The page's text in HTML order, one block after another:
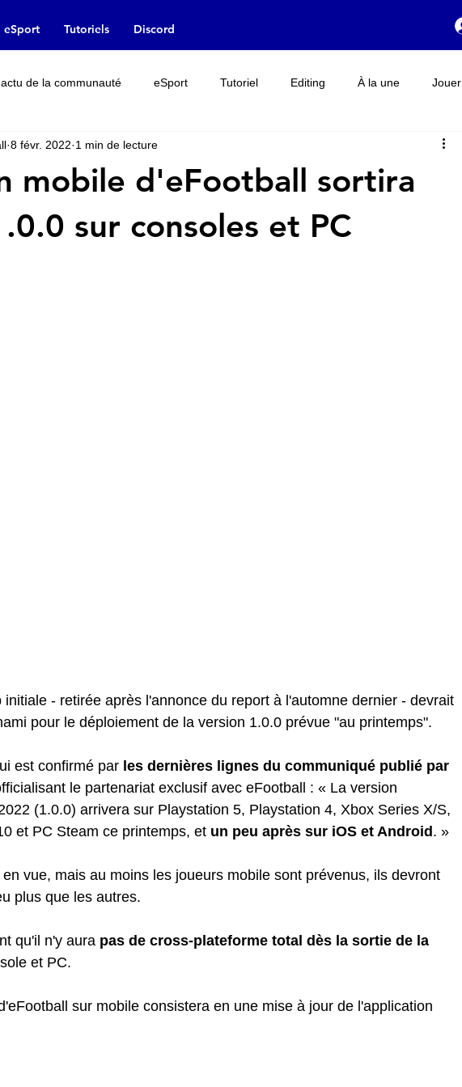
eSport Tutoriels Discord
de la communauté eSport Tutoriel Editing À la une Jouer
Rumeur Interview
mobile d'eFootball sortira
sur consoles et PC
8 févr. 2022 1 min de lecture
initiale - retirée après l'annonce du report à l'automne dernier - devrait
pour le déploiement de la version 1.0.0 prévue "au printemps".
est confirmé par les dernières lignes du communiqué publié par
le partenariat exclusif avec eFootball : « La version
(1.0.0) arrivera sur Playstation 5, Playstation 4, Xbox Series X/S,
et PC Steam ce printemps, et un peu après sur iOS et Android . »
vue, mais au moins les joueurs mobile sont prévenus, ils devront
plus que les autres.
qu'il n'y aura pas de cross-plateforme total dès la sortie de la
et PC.
sur mobile consistera en une mise à jour de l'application